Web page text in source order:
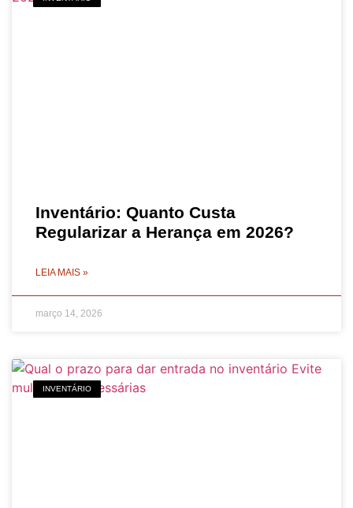
Inventário: Quanto Custa
Regularizar a Herança em 2026?
LEIA MAIS »
março 14, 2026
INVENTÁRIO